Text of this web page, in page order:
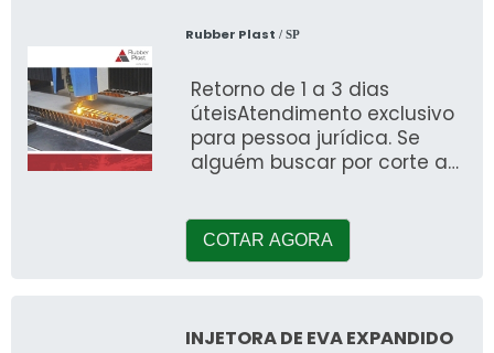
Rubber Plast / SP
Retorno de 1 a 3 dias
úteisAtendimento exclusivo
para pessoa jurídica. Se
alguém buscar por corte a
COTAR AGORA
INJETORA DE EVA EXPANDIDO